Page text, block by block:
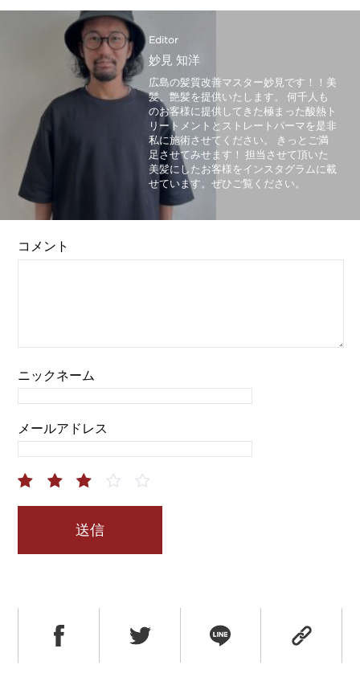
Editor
妙見 知洋
広島の髪質改善マスター妙見です！！美
髪、艶髪を提供いたします。 何千人も
のお客様に提供してきた極まった酸熱ト
リートメントとストレートパーマを是非
私に施術させてください。 きっとご満
足させてみせます！ 担当させて頂いた
美髪にしたお客様をインスタグラムに載
せています。ぜひご覧ください。
コメント
ニックネーム
メールアドレス